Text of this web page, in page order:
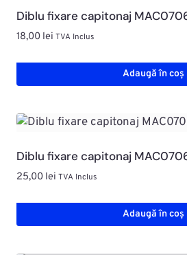
Diblu fixare capitonaj
18,00 lei TVA Inclus
Adaugă în coș
Diblu fixare capitonaj
25,00 lei TVA Inclus
Adaugă în coș